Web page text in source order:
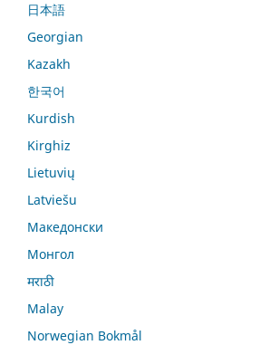
日本語
Georgian
Kazakh
한국어
Kurdish
Kirghiz
Lietuvių
Latviešu
Македонски
Монгол
मराठी
Malay
Norwegian Bokmål